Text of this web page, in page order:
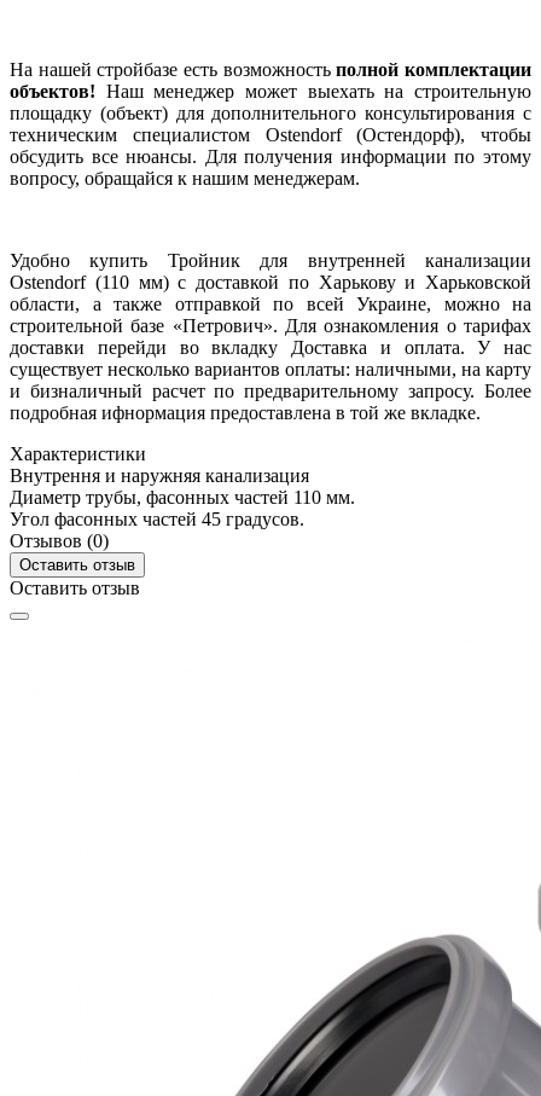
На нашей стройбазе есть возможностьполной комплектации
объектов! Наш менеджер может выехать на строительную
площадку (объект) для дополнительного консультирования с
техническим специалистом Ostendorf (Остендорф), чтобы
обсудить все нюансы. Для получения информации по этому
вопросу, обращайся к нашим менеджерам.
Удобно купить Тройник для внутренней канализации
Ostendorf (110 мм) с доставкой по Харькову и Харьковской
области, а также отправкой по всей Украине, можно на
строительной базе «Петрович». Для ознакомления о тарифах
доставки перейди во вкладку Доставка и оплата. У нас
существует несколько вариантов оплаты: наличными, на карту
и бизналичный расчет по предварительному запросу. Более
подробная ифнормация предоставлена в той же вкладке.
Характеристики
Внутрення и наружняя канализация
Диаметр трубы, фасонных частей 110 мм.
Угол фасонных частей 45 градусов.
Отзывов (0)
Оставить отзыв
Оставить отзыв